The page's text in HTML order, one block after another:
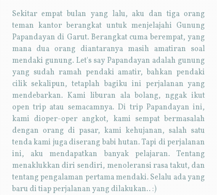
Sekitar empat bulan yang lalu, aku dan tiga orang
teman kantor berangkat untuk menjelajahi Gunung
Papandayan di Garut. Berangkat cuma berempat, yang
mana dua orang diantaranya masih amatiran soal
mendaki gunung. Let's say Papandayan adalah gunung
yang sudah ramah pendaki amatir, bahkan pendaki
cilik sekalipun, tetaplah bagiku ini perjalanan yang
mendebarkan. Kami liburan ala bolang, nggak ikut
open trip atau semacamnya. Di trip Papandayan ini,
kami dioper-oper angkot, kami sempat bermasalah
dengan orang di pasar, kami kehujanan, salah satu
tenda kami juga diserang babi hutan. Tapi di perjalanan
ini, aku mendapatkan banyak pelajaran. Tentang
menaklukkan diri sendiri, menoleransi rasa takut, dan
tentang pengalaman pertama mendaki. Selalu ada yang
baru di tiap perjalanan yang dilakukan.. :)